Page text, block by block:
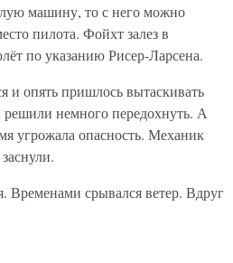
машину, то с него можно
пилота. Фойхт залез в
по указанию Рисер-Ларсена.
и опять пришлось вытаскивать
немного передохнуть. А
угрожала опасность. Механик
Временами срывался ветер. Вдруг